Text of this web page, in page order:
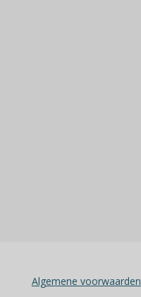
Algemene voorwaarden